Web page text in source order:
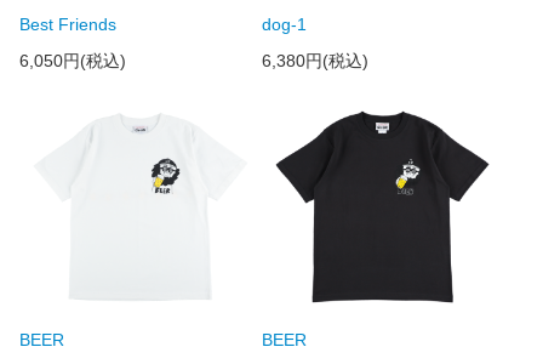
Best Friends
6,050円(税込)
dog-1
6,380円(税込)
BEER
BEER